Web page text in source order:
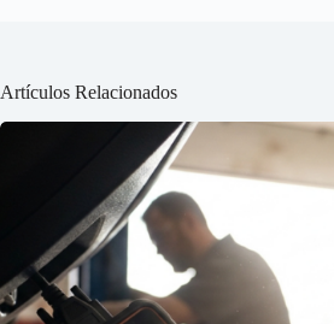
Artículos Relacionados